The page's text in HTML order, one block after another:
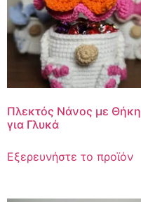
Πλεκτός Νάνος με Θήκη
για Γλυκά
Εξερευνήστε το προϊόν